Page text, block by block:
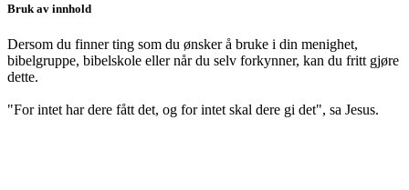
Bruk av innhold
Dersom du finner ting som du ønsker å bruke i din menighet,
bibelgruppe, bibelskole eller når du selv forkynner, kan du fritt gjøre
dette.
"For intet har dere fått det, og for intet skal dere gi det", sa Jesus.